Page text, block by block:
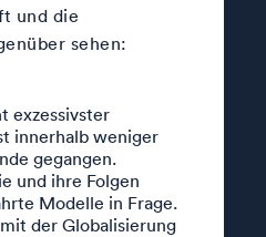
und die
sehen:
exzessivster
innerhalb weniger
gegangen.
und ihre Folgen
Modelle in Frage.
der Globalisierung